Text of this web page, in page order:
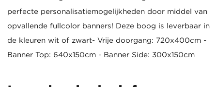
perfecte personalisatiemogelijkheden door middel van
opvallende fullcolor banners! Deze boog is leverbaar in
de kleuren wit of zwart- Vrije doorgang: 720x400cm -
Banner Top: 640x150cm - Banner Side: 300x150cm